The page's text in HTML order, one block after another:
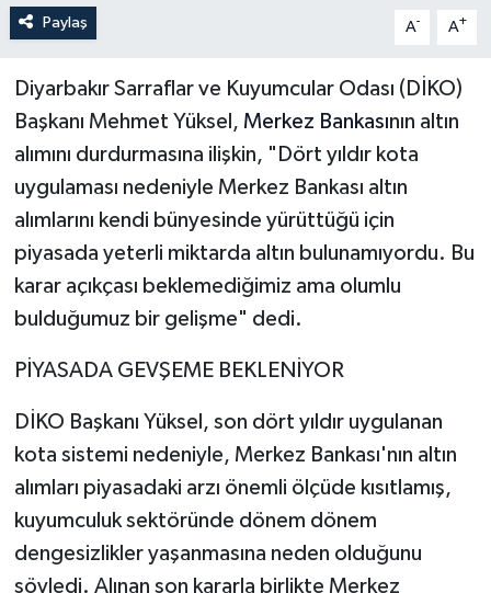
Paylaş A- A+
Diyarbakır Sarraflar ve Kuyumcular Odası (DİKO)
Başkanı Mehmet Yüksel, Merkez Bankasının altın
alımını durdurmasına ilişkin, "Dört yıldır kota
uygulaması nedeniyle Merkez Bankası altın
alımlarını kendi bünyesinde yürüttüğü için
piyasada yeterli miktarda altın bulunamıyordu. Bu
karar açıkçası beklemediğimiz ama olumlu
bulduğumuz bir gelişme" dedi.
PİYASADA GEVŞEME BEKLENİYOR
DİKO Başkanı Yüksel, son dört yıldır uygulanan
kota sistemi nedeniyle, Merkez Bankası'nın altın
alımları piyasadaki arzı önemli ölçüde kısıtlamış,
kuyumculuk sektöründe dönem dönem
dengesizlikler yaşanmasına neden olduğunu
söyledi. Alınan son kararla birlikte Merkez